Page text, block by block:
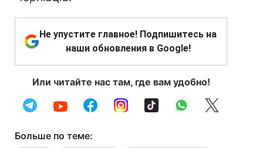
Не упустите главное! Подпишитесь на
наши обновления в Google!
Или читайте нас там, где вам удобно!
Больше по теме: